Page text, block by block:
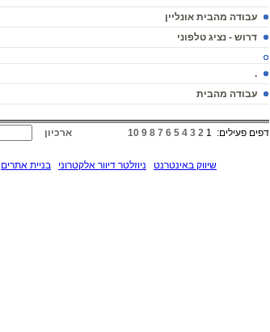
עבודה מהבית אונליין
דרוש - נציג טלפוני
.
עבודה מהבית
דפים פעילים: 2
3
4
5
6
7
8
9
10 ארכיון
שיווק באינטרנט ניוזלטר דיוור אלקטרוני בניית אתרים